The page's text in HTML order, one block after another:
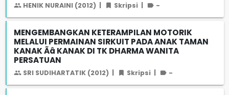
HENIK NURAINI (2012) | Skripsi | -
MENGEMBANGKAN KETERAMPILAN MOTORIK
MELALUI PERMAINAN SIRKUIT PADA ANAK TAMAN
KANAK Ãâ KANAK DI TK DHARMA WANITA
PERSATUAN
SRI SUDIHARTATIK (2012) | Skripsi | -